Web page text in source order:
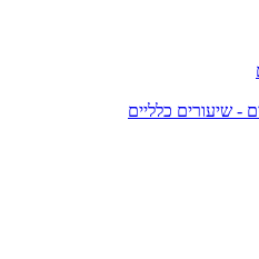
- שיעורים כלליים